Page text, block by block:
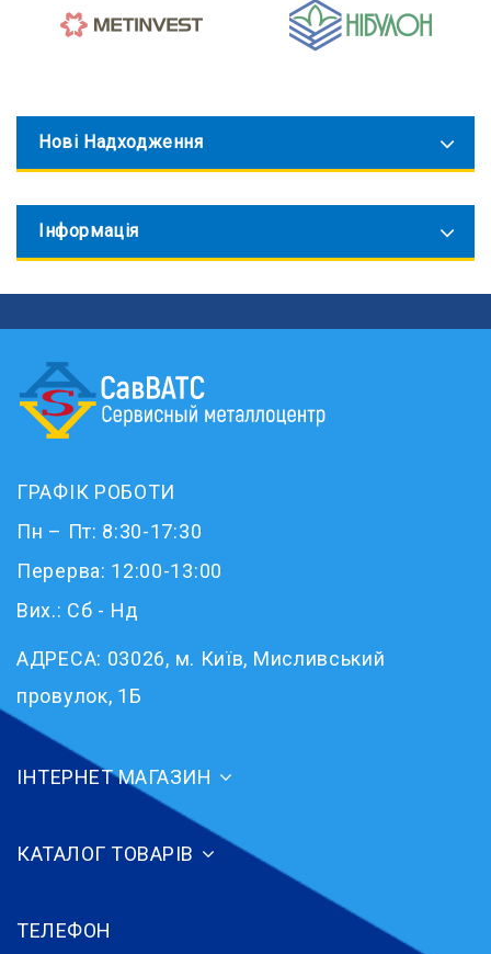
Нові Надходження
Інформація
ГРАФІК РОБОТИ
Пн – Пт: 8:30-17:30
Перерва: 12:00-13:00
Вих.: Сб - Нд
АДРЕСА: 03026, м. Київ, Мисливський
провулок, 1Б
ІНТЕРНЕТ МАГАЗИН
КАТАЛОГ ТОВАРІВ
ТЕЛЕФОН